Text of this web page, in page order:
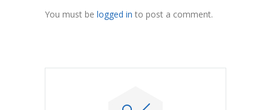
You must be logged in to post a comment.